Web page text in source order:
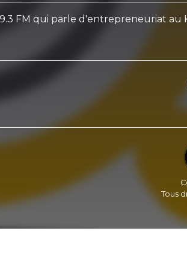
FM qui parle d'entrepreneuriat au
Tous